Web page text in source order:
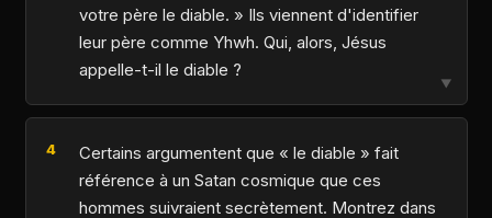
votre père le diable. » Ils viennent d'identifier
leur père comme Yhwh. Qui, alors, Jésus
appelle-t-il le diable ?
▼
Certains argumentent que « le diable » fait
référence à un Satan cosmique que ces
hommes suivraient secrètement. Montrez dans